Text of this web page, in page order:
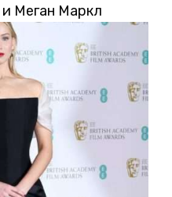
Меган Маркл